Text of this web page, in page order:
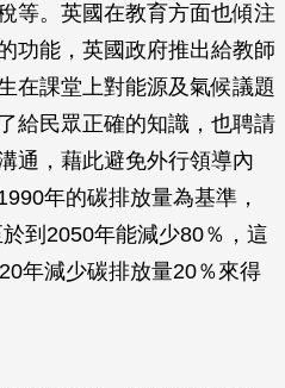
等。英國在教育方面也傾注
功能，英國政府推出給教師
在課堂上對能源及氣候議題
給民眾正確的知識，也聘請
通，藉此避免外行領導內
年的碳排放量為基準，
到2050年能減少80％，這
年減少碳排放量20％來得